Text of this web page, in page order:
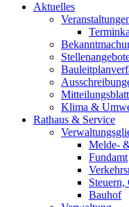
Aktuelles
Mitteilungsblatt
Klima &
Rathaus & Service
Melde-
Fundamt
Steuern,
Bauhof